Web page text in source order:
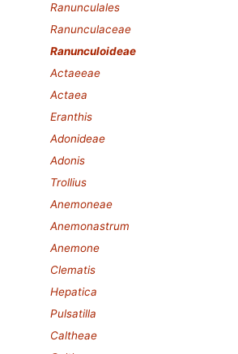
Ranunculales
Ranunculaceae
Ranunculoideae
Actaeeae
Actaea
Eranthis
Adonideae
Adonis
Trollius
Anemoneae
Anemonastrum
Anemone
Clematis
Hepatica
Pulsatilla
Caltheae